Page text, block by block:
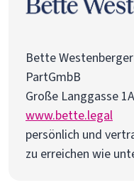
Bette
PartGmbB
Große Langgasse
www.bette.legal
persönlich und
zu erreichen wie